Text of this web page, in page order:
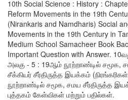
நிறுவப்பட்டது. சீக்கிய மதத்தின்
குறிக்கோளாக அமைந்தது.
சீக்கியர்களுக்கென கால்சா
இயக்கத்தின் முன்னோடி
10th Social Science : History :
Reform Movements in the 19th
(Nirankaris and Namdharis) Social
Movements in the 19th Century in
Medium School Samacheer Book
Important Question with Answer.
அலகு - 5 : 19ஆம் நூற்றாண்டில் சமூக,
சீக்கியர் சீர்திருத்த இயக்கம்
நூற்றாண்டில் சமூக, சமய சீர்திருத்த
புத்தகம் கேள்விகள் மற்றும் பதில்கள்.